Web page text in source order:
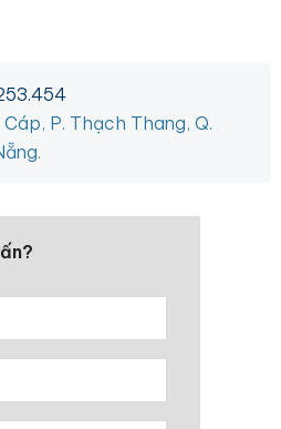
P. Thạch Thang, Q.